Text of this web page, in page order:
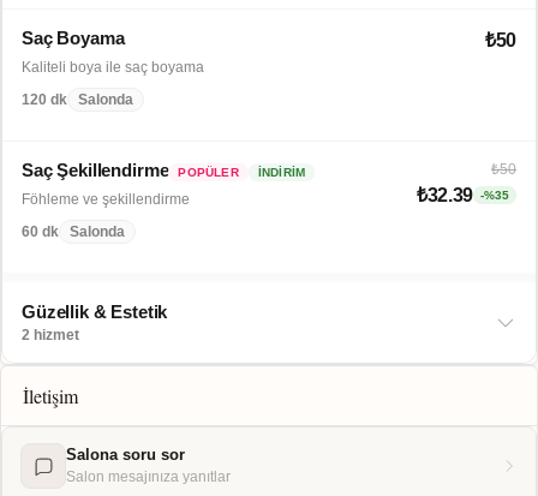
Saç Boyama
Kaliteli boya ile saç boyama
120 dk
Salonda
₺50
Saç Şekillendirme POPÜLER İNDIRIM
Föhleme ve şekillendirme
60 dk
Salonda
₺50
₺32.39 -%35
Güzellik & Estetik
2 hizmet
İletişim
Salona soru sor
Salon mesajınıza yanıtlar